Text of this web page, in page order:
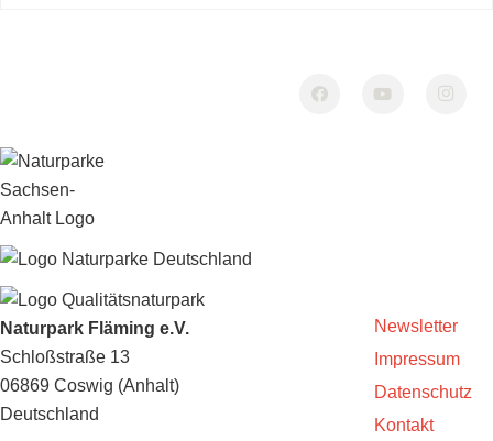
Naturpark Fläming e.V.
Schloßstraße 13
06869 Coswig (Anhalt)
Deutschland
Newsletter
Impressum
Datenschutz
Kontakt